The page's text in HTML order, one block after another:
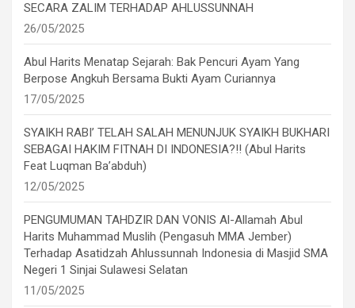
SECARA ZALIM TERHADAP AHLUSSUNNAH
26/05/2025
Abul Harits Menatap Sejarah: Bak Pencuri Ayam Yang
Berpose Angkuh Bersama Bukti Ayam Curiannya
17/05/2025
SYAIKH RABI’ TELAH SALAH MENUNJUK SYAIKH BUKHARI
SEBAGAI HAKIM FITNAH DI INDONESIA?!! (Abul Harits
Feat Luqman Ba’abduh)
12/05/2025
PENGUMUMAN TAHDZIR DAN VONIS Al-Allamah Abul
Harits Muhammad Muslih (Pengasuh MMA Jember)
Terhadap Asatidzah Ahlussunnah Indonesia di Masjid SMA
Negeri 1 Sinjai Sulawesi Selatan
11/05/2025